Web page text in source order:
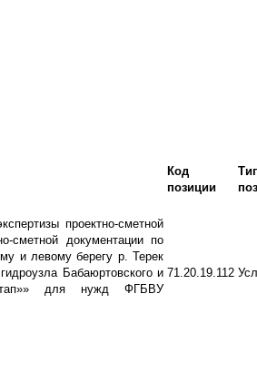
Код
позиции
проектно-сметной
сметной документации по
и левому берегу р. Терек
Бабаюртовского и
этап»» для нужд ФГБВУ
71.20.19.112